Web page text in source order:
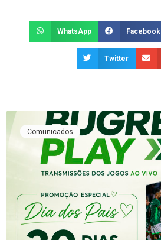
WhatsApp Facebook
Twitter
Comunicados